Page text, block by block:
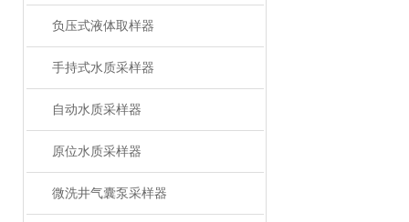
负压式液体取样器
手持式水质采样器
自动水质采样器
原位水质采样器
微洗井气囊泵采样器